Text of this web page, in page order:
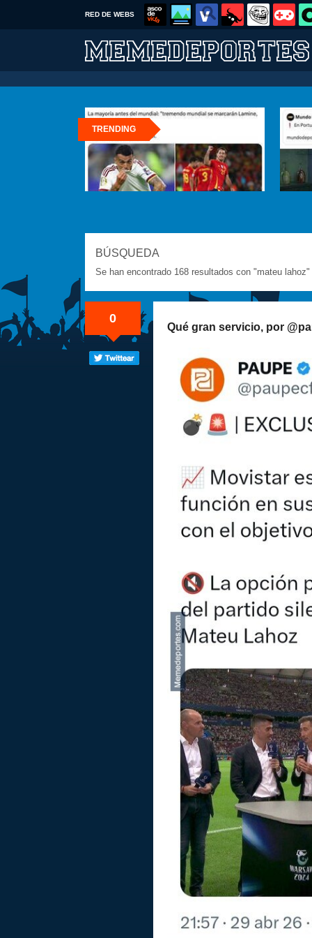
RED DE WEBS
TRENDING
BÚSQUEDA
Se han encontrado 168 resultados con "mateu lahoz" |
0
Qué gran servicio, por